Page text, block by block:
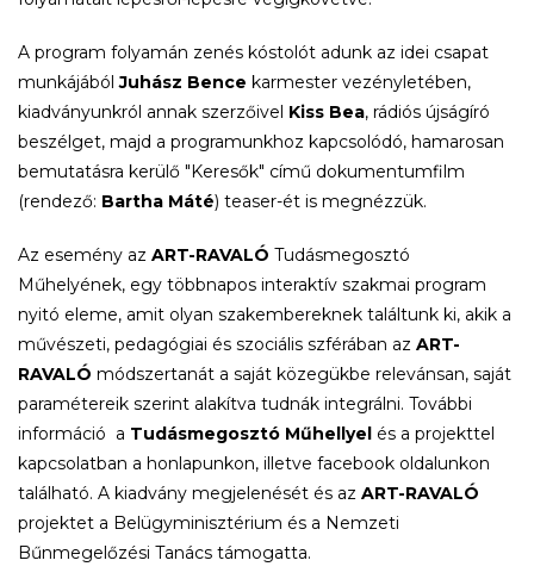
A program folyamán zenés kóstolót adunk az idei csapat
munkájábólJuhász Bence karmester vezényletében,
kiadványunkról annak szerzőivel Kiss Bea, rádiós újságíró
beszélget, majd a programunkhoz kapcsolódó, hamarosan
bemutatásra kerülő "Keresők" című dokumentumfilm
(rendező: Bartha Máté) teaser-ét is megnézzük.
Az esemény az ART-RAVALÓ Tudásmegosztó
Műhelyének, egy többnapos interaktív szakmai program
nyitó eleme, amit olyan szakembereknek találtunk ki, akik a
művészeti, pedagógiai és szociális szférában az ART-
RAVALÓ módszertanát a saját közegükbe relevánsan, saját
paramétereik szerint alakítva tudnák integrálni. További
információ a Tudásmegosztó Műhellyel és a projekttel
kapcsolatban a honlapunkon, illetve facebook oldalunkon
található. A kiadvány megjelenését és az ART-RAVALÓ
projektet a Belügyminisztérium és a Nemzeti
Bűnmegelőzési Tanács támogatta.